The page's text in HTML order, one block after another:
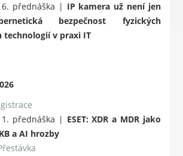
přednáška | IP kamera už není jen
bezpečnost fyzických
technologií v praxi IT
přednáška | ESET: XDR a MDR jako
a AI hrozby